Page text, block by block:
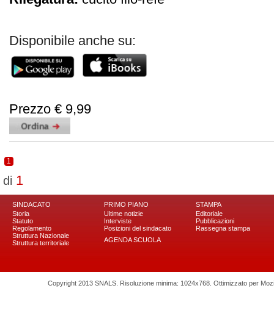
Disponibile anche su:
Prezzo € 9,99
1
di 1
SINDACATO
Storia
Statuto
Regolamento
Struttura Nazionale
Struttura territoriale
PRIMO PIANO
Ultime notizie
Interviste
Posizioni del sindacato
AGENDA SCUOLA
STAMPA
Editoriale
Pubblicazioni
Rassegna stampa
Copyright 2013 SNALS. Risoluzione minima: 1024x768. Ottimizzato per